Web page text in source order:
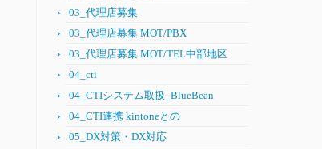
03_代理店募集
03_代理店募集 MOT/PBX
03_代理店募集 MOT/TEL中部地区
04_cti
04_CTIシステム取扱_BlueBean
04_CTI連携 kintoneとの
05_DX対策・DX対応